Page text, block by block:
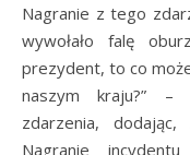
Nagranie z tego
wywołało falę
prezydent, to co
naszym kraju?” –
zdarzenia,
Nagranie